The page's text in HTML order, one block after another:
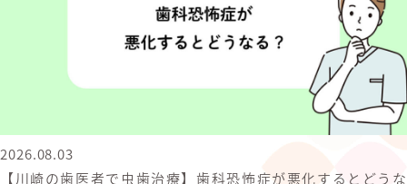
2026.08.03
【川崎の歯医者で虫歯治療】歯科恐怖症が悪化するとどうな